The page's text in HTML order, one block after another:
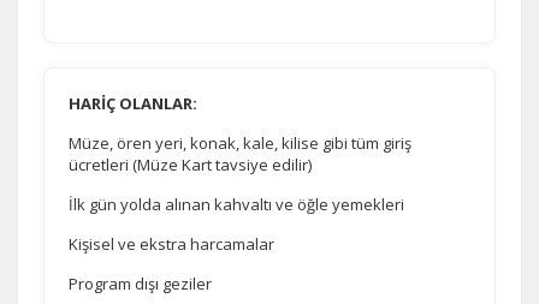
HARİÇ OLANLAR:
Müze, ören yeri, konak, kale, kilise gibi tüm giriş
ücretleri (Müze Kart tavsiye edilir)
İlk gün yolda alınan kahvaltı ve öğle yemekleri
Kişisel ve ekstra harcamalar
Program dışı geziler